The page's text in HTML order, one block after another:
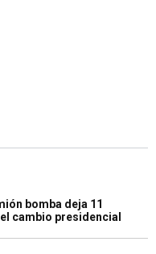
bomba deja 11
cambio presidencial